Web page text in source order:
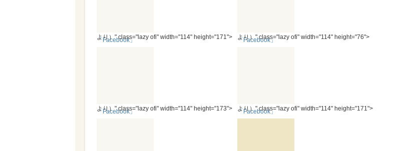
「Facebook」
より）" class="lazy ofi" width="114" height="171"> 「Facebook」
より）" class="lazy ofi" width="114" height="76">
「Facebook」
より）" class="lazy ofi" width="114" height="173"> 「Facebook」
より）" class="lazy ofi" width="114" height="171">